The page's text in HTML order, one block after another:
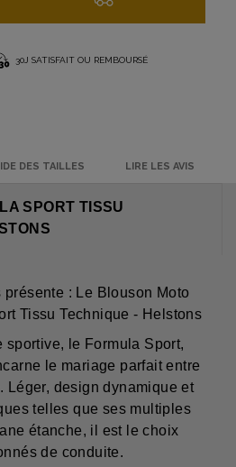
30J SATISFAIT OU REMBOURSÉ
DES TAILLES LIRE LES AVIS
SPORT TISSU
: Le Blouson Moto
Tissu Technique - Helstons
le Formula Sport,
le mariage parfait entre
Léger, design dynamique et
telles que ses multiples
étanche, il est le choix
de conduite.